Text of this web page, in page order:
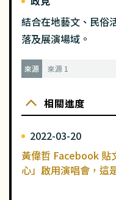
結合在地藝文、民俗
落及展演場域。
來源 來源 1
相關進度
2022-03-20
黃偉哲 Facebook 貼
心」啟用演唱會，這